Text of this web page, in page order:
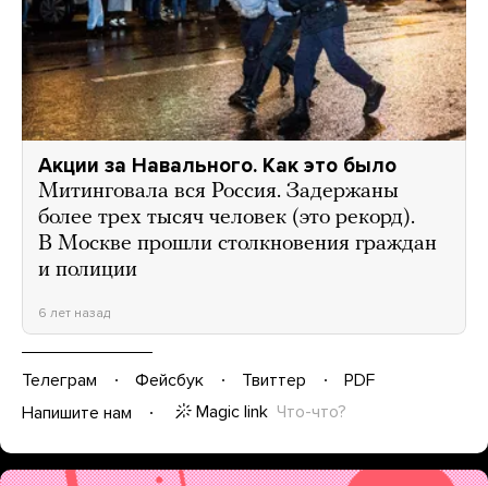
Акции за Навального. Как это было
Митинговала вся Россия. Задержаны
более трех тысяч человек (это рекорд).
В Москве прошли столкновения граждан
и полиции
6 лет назад
Телеграм Фейсбук Твиттер
PDF
Напишите нам
Magic link Что-что?